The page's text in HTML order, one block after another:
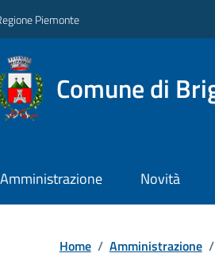
Piemonte
Comune di
Amministrazione Novità
Home / Amministrazione /